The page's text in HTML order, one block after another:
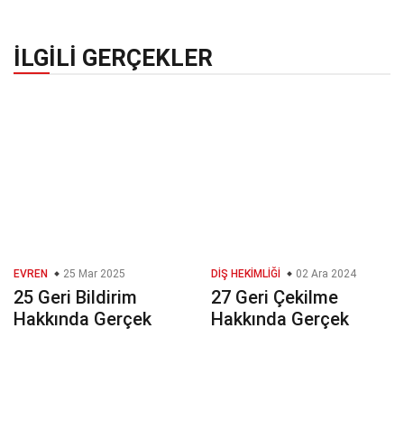
İLGILI GERÇEKLER
EVREN 25 Mar 2025
25 Geri Bildirim
Hakkında Gerçek
DIŞ HEKIMLIĞI 02 Ara 2024
27 Geri Çekilme
Hakkında Gerçek